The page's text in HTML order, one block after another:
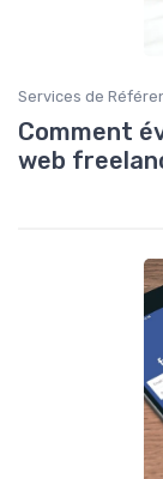
Services de
Comment
web